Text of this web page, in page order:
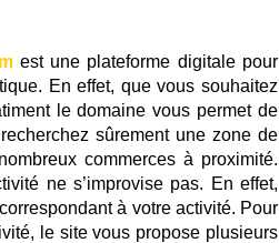
est une plateforme digitale pour
En effet, que vous souhaitez
le domaine vous permet de
sûrement une zone de
commerces à proximité.
ne s’improvise pas. En effet,
à votre activité. Pour
le site vous propose plusieurs